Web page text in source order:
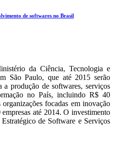
de softwares no Brasil
da Ciência, Tecnologia e
São Paulo, que até 2015 serão
a produção de softwares, serviços
no País, incluindo R$ 40
focadas em inovação
até 2014. O investimento
de Software e Serviços